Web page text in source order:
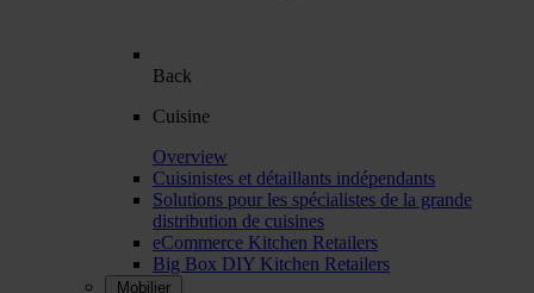
Back
Cuisine
Overview
Cuisinistes et détaillants indépendants
Solutions pour les spécialistes de la grande
distribution de cuisines
eCommerce Kitchen Retailers
Big Box DIY Kitchen Retailers
Mobilier